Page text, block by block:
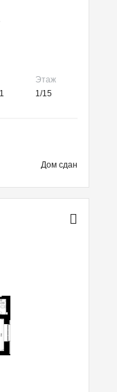
Этаж
1/15
Дом сдан